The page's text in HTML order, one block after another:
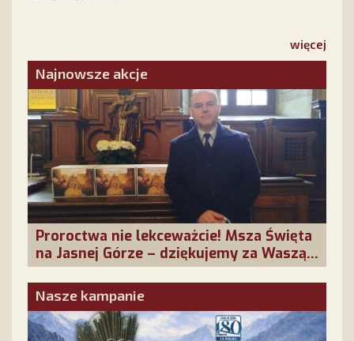
więcej
Najnowsze akcje
Proroctwa nie lekceważcie! Msza Święta
na Jasnej Górze – dziękujemy za Waszą
obecność!
Nasze kampanie